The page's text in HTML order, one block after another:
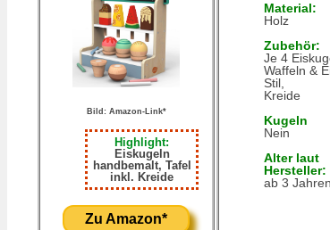
Bild: Amazon-Link*
Highlight:
Eiskugeln
handbemalt, Tafel
inkl. Kreide
Zu Amazon*
Material:
Holz
Zubehör:
Je 4
Waffeln &
Stil,
Kreide
Kugeln
Nein
Alter laut
Hersteller:
ab 3 Jahren